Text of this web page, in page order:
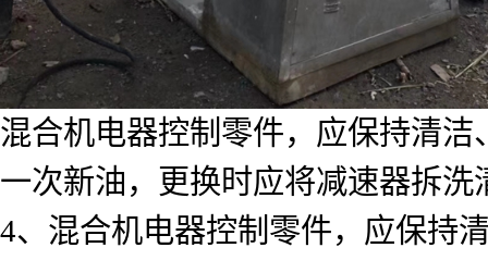
混合机电器控制零件，应保持清
一次新油，更换时应将减速器拆洗
4、混合机电器控制零件，应保持